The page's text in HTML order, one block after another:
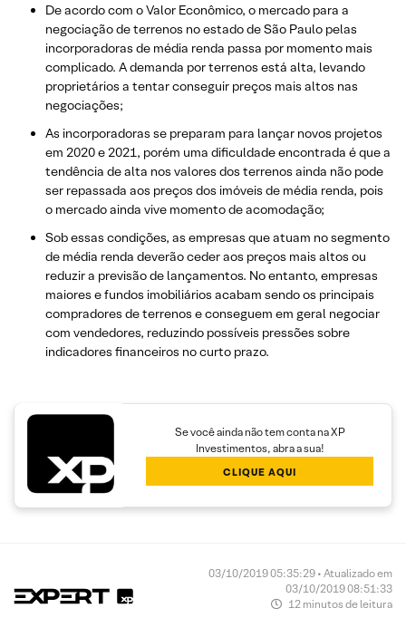
De acordo com o Valor Econômico, o mercado para a
negociação de terrenos no estado de São Paulo pelas
incorporadoras de média renda passa por momento mais
complicado. A demanda por terrenos está alta, levando
proprietários a tentar conseguir preços mais altos nas
negociações;
As incorporadoras se preparam para lançar novos projetos
em 2020 e 2021, porém uma dificuldade encontrada é que a
tendência de alta nos valores dos terrenos ainda não pode
ser repassada aos preços dos imóveis de média renda, pois
o mercado ainda vive momento de acomodação;
Sob essas condições, as empresas que atuam no segmento
de média renda deverão ceder aos preços mais altos ou
reduzir a previsão de lançamentos. No entanto, empresas
maiores e fundos imobiliários acabam sendo os principais
compradores de terrenos e conseguem em geral negociar
com vendedores, reduzindo possíveis pressões sobre
indicadores financeiros no curto prazo.
Se você ainda não tem conta na XP
Investimentos, abra a sua!
CLIQUE AQUI
03/10/2019 05:35:29 • Atualizado em
03/10/2019 08:51:33
12 minutos de leitura